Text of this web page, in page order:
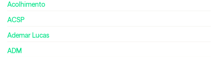
Acolhimento
ACSP
Ademar Lucas
ADM